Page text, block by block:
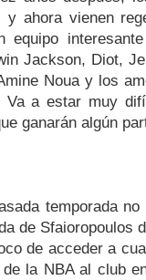
y ahora vienen
equipo
Jackson, Diot,
Noua y los
Va a estar muy
ganarán algún
temporada
de Sfaioropoulos
de acceder a
la NBA al club